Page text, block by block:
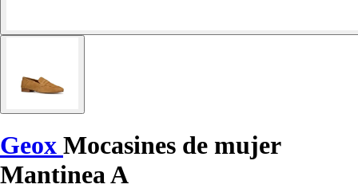
Geox Mocasines de mujer
Mantinea A